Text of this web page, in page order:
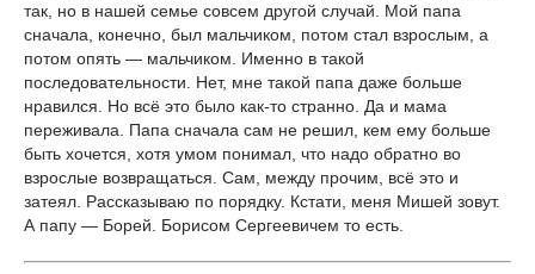
так, но в нашей семье совсем другой случай. Мой папа
сначала, конечно, был мальчиком, потом стал взрослым, а
потом опять — мальчиком. Именно в такой
последовательности. Нет, мне такой папа даже больше
нравился. Но всё это было как-то странно. Да и мама
переживала. Папа сначала сам не решил, кем ему больше
быть хочется, хотя умом понимал, что надо обратно во
взрослые возвращаться. Сам, между прочим, всё это и
затеял. Рассказываю по порядку. Кстати, меня Мишей зовут.
А папу — Борей. Борисом Сергеевичем то есть.